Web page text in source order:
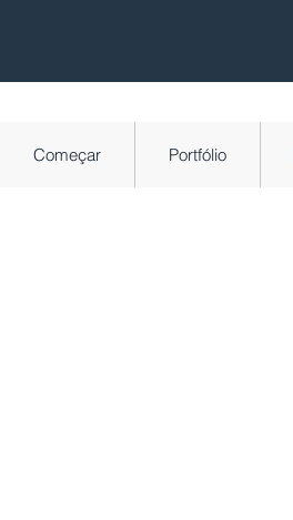
Começar Portfólio